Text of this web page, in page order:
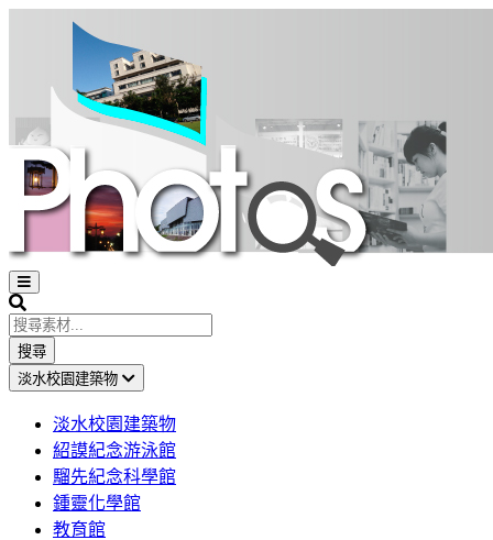
Open
sidebar
Search
搜尋
淡水校園建築物
淡水校園建築物
紹謨紀念游泳館
騮先紀念科學館
鍾靈化學館
教育館